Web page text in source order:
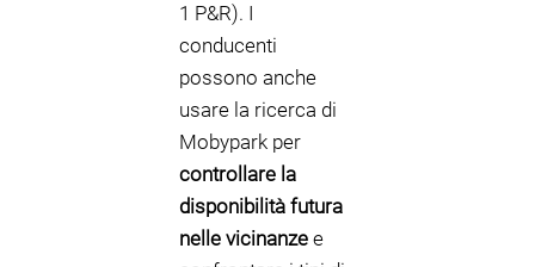
1 P&R). I
conducenti
possono anche
usare la ricerca di
Mobypark per
controllare la
disponibilità futura
nelle vicinanze e